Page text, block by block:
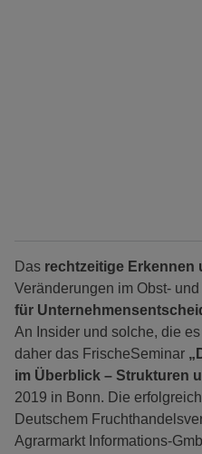
Das rechtzeitige Erkennen
Veränderungen im Obst-
für
An Insider und solche, die
daher das FrischeSeminar
im Überblick – Strukturen
2019 in Bonn. Die
Deutschem
Agrarmarkt Informations-